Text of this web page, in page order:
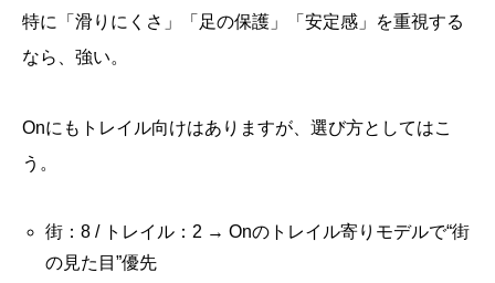
特に「滑りにくさ」「足の保護」「安定感」を重視する
なら、強い。
Onにもトレイル向けはありますが、選び方としてはこ
う。
街：8 / トレイル：2 → Onのトレイル寄りモデルで“街
の見た目”優先